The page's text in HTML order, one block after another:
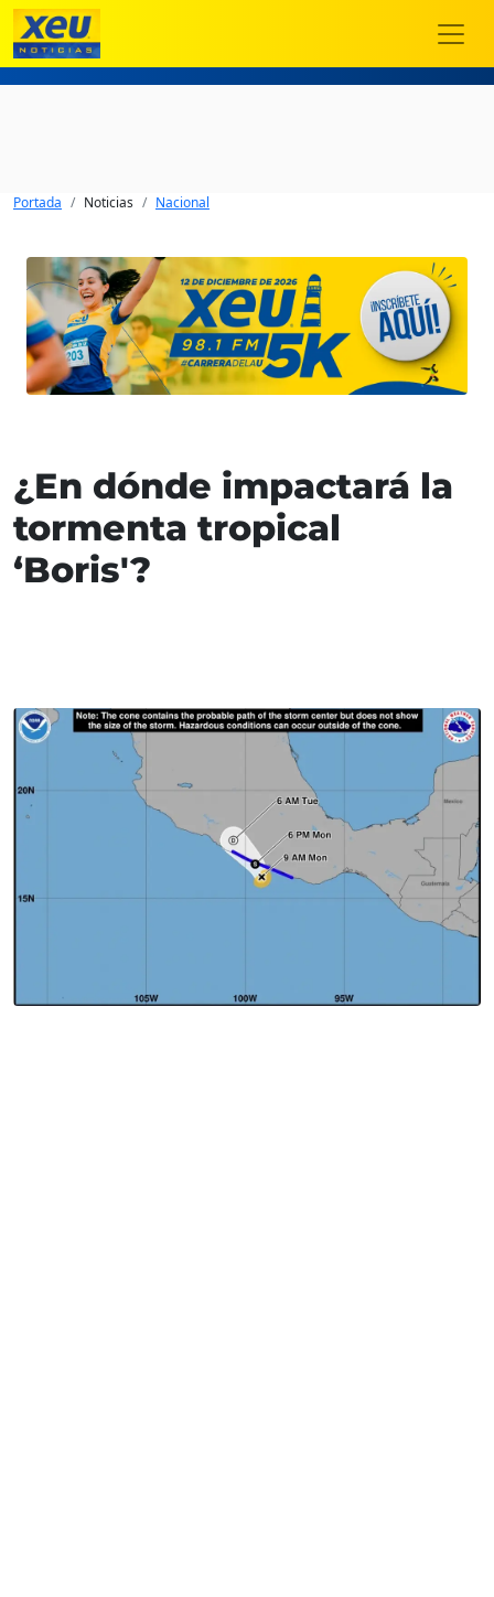
Portada Noticias Nacional
¿En dónde impactará la
tormenta tropical
‘Boris'?